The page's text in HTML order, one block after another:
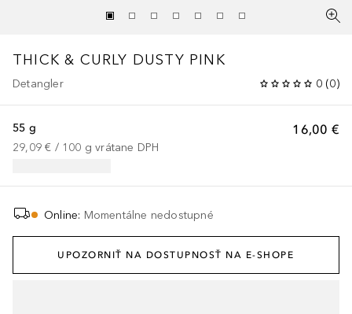
THICK & CURLY DUSTY PINK
Detangler 0 (0)
16,00 €
55 g
29,09 € / 100 g vrátane DPH
Online: Momentálne nedostupné
UPOZORNIŤ NA DOSTUPNOSŤ NA E-SHOPE